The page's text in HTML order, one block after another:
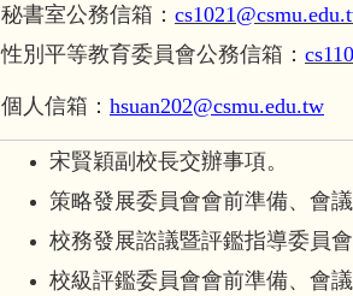
秘書室公務信箱：
性別平等教育委員會公務信箱：
個人信箱： hsuan202@csmu.edu.tw
宋賢穎副校長交辦事項。
策略發展委員會會前準備、會
校務發展諮議暨評鑑指導委員
校級評鑑委員會會前準備、會